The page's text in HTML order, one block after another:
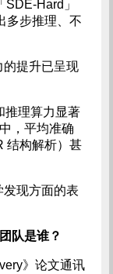
Hard」
多步推理、不
的提升已呈现
推理算力显著
，平均准确
结构解析）甚
现方面的表
队是谁？
》论文通讯